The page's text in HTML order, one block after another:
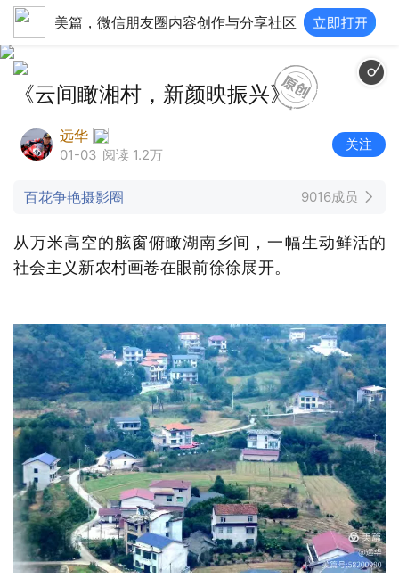
美篇，微信朋友圈内容创作与分享社区
《云间瞰湘村，新颜映振兴》
远华
01-03 阅读 1.2万
关注
百花争艳摄影圈 9016成员
从万米高空的舷窗俯瞰湖南乡间，一幅生动鲜活的
社会主义新农村画卷在眼前徐徐展开。